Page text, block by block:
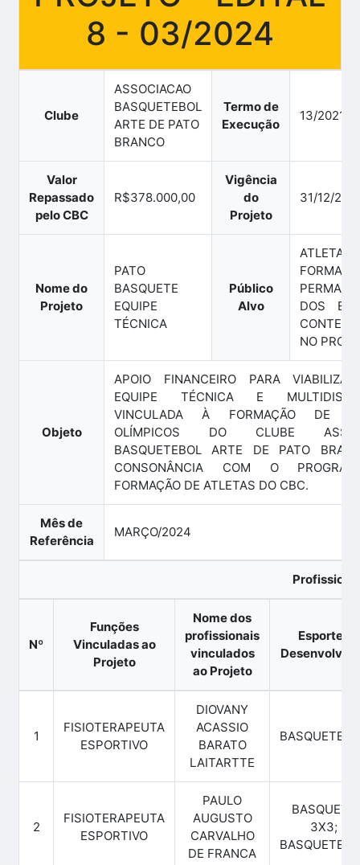
8 - 03/2024
Clube
ASSOCIACAO
BASQUETEBOL
ARTE DE PATO
BRANCO
Termo de
Execução
13/2021
Valor
Repassado
pelo CBC
R$378.000,00
Vigência
do
Projeto
31/12/
Nome do
Projeto
PATO
BASQUETE
EQUIPE
TÉCNICA
Público
Alvo
DOS
NO
Objeto
APOIO FINANCEIRO PARA
EQUIPE TÉCNICA E
VINCULADA À FORMAÇÃO DE
OLÍMPICOS DO CLUBE
BASQUETEBOL ARTE DE PATO
CONSONÂNCIA COM O
FORMAÇÃO DE ATLETAS DO CBC.
Mês de
Referência
MARÇO/2024
Nº
Funções
Vinculadas ao
Projeto
Nome dos
profissionais
vinculados
ao Projeto
Esportes
1
FISIOTERAPEUTA
ESPORTIVO
DIOVANY
ACASSIO
BARATO
LAITARTTE
2
FISIOTERAPEUTA
ESPORTIVO
PAULO
AUGUSTO
CARVALHO
DE FRANCA
BASQUETE
3X3;